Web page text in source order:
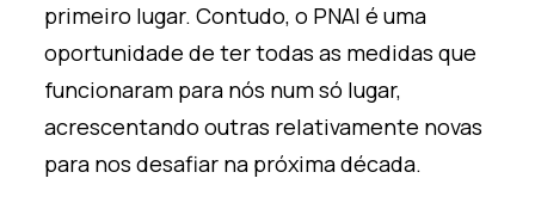
primeiro lugar. Contudo, o PNAI é uma
oportunidade de ter todas as medidas que
funcionaram para nós num só lugar,
acrescentando outras relativamente novas
para nos desafiar na próxima década.